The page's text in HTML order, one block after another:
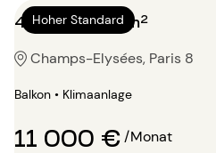
Hoher Standard
4 Zimmer 180m²
Champs-Elysées, Paris 8
Balkon • Klimaanlage
11 000 €/Monat